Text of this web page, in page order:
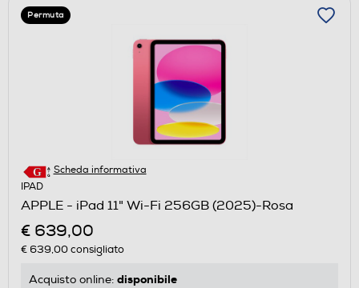
Permuta
Scheda informativa
IPAD
APPLE - iPad 11" Wi-Fi 256GB (2025)-Rosa
€ 639,00
€ 639,00consigliato
Acquisto online: disponibile